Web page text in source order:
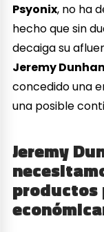
Psyonix, no ha
hecho que sin
decaiga su
Jeremy
concedido una
una posible
Jeremy
productos